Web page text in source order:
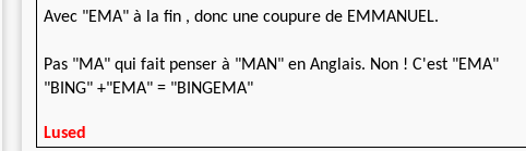
Avec "EMA" à la fin , donc une coupure de EMMANUEL.
Pas "MA" qui fait penser à "MAN" en Anglais. Non ! C'est "EMA"
"BING" +"EMA" = "BINGEMA"
Lused